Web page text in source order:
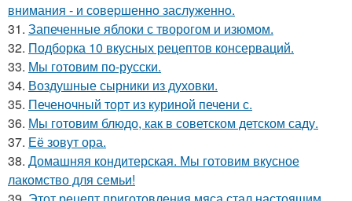
внимания - и сoвеpшеннo заслyженнo.
31. Запеченные яблоки с творогом и изюмом.
32. Подборка 10 вкусных рецептов консерваций.
33. Мы готовим по-русски.
34. Воздушные сырники из духовки.
35. Печеночный торт из куриной печени с.
36. Мы готовим блюдо, как в советском детском саду.
37. Её зовут ора.
38. Домашняя кондитерская. Мы готовим вкусное
лакомство для семьи!